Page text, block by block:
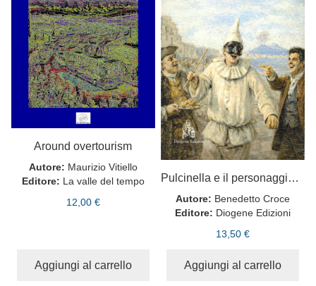
Around overtourism
Autore: Maurizio Vitiello
Editore: La valle del tempo
12,00 €
Aggiungi al carrello
Pulcinella e il personaggio del napoletano in commedia
Autore: Benedetto Croce
Editore: Diogene Edizioni
13,50 €
Aggiungi al carrello